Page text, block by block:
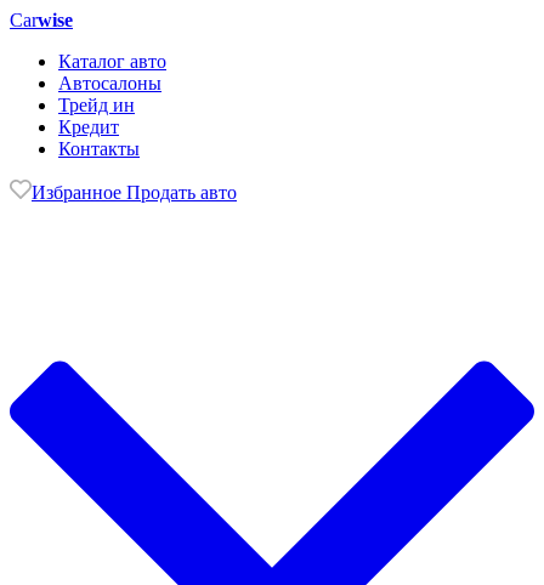
Carwise
Каталог авто
Автосалоны
Трейд ин
Кредит
Контакты
Избранное Продать авто